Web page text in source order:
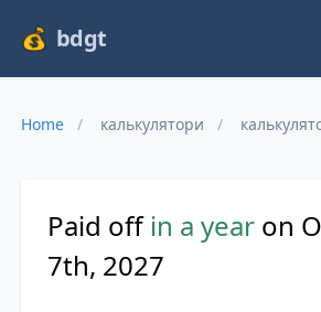
bdgt
Home калькулятори
Paid off in a year on
7th, 2027